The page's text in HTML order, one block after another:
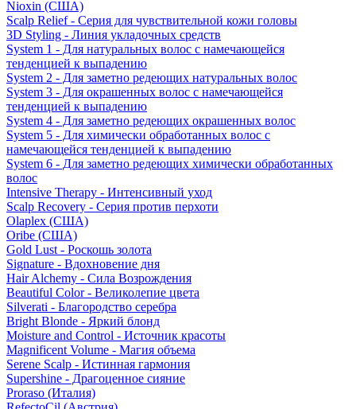
Nioxin (США)
Scalp Relief - Серия для чувствительной кожи головы
3D Styling - Линия укладочных средств
System 1 - Для натуральных волос с намечающейся
тенденцией к выпадению
System 2 - Для заметно редеющих натуральных волос
System 3 - Для окрашенных волос с намечающейся
тенденцией к выпадению
System 4 - Для заметно редеющих окрашенных волос
System 5 - Для химически обработанных волос с
намечающейся тенденцией к выпадению
System 6 - Для заметно редеющих химически обработанных
волос
Intensive Therapy - Интенсивный уход
Scalp Recovery - Серия против перхоти
Olaplex (США)
Oribe (США)
Gold Lust - Роскошь золота
Signature - Вдохновение дня
Hair Alchemy - Сила Возрождения
Beautiful Color - Великолепие цвета
Silverati - Благородство серебра
Bright Blonde - Яркий блонд
Moisture and Control - Источник красоты
Magnificent Volume - Магия объема
Serene Scalp - Истинная гармония
Supershine - Драгоценное сияние
Proraso (Италия)